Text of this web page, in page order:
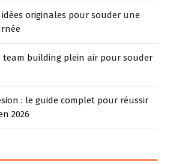
idées originales pour souder une
team building plein air pour souder
: le guide complet pour réussir
2026